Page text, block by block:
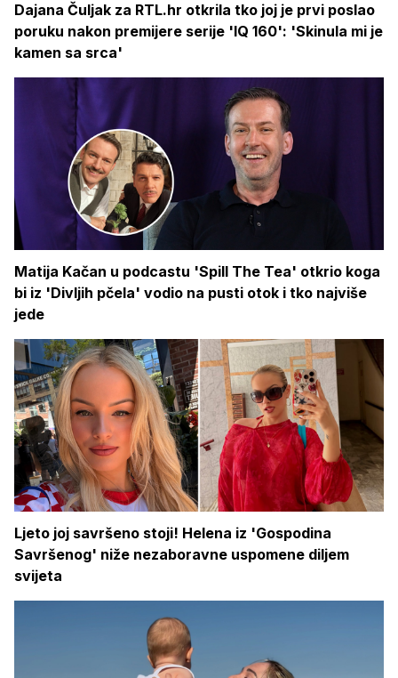
Dajana Čuljak za RTL.hr otkrila tko joj je prvi poslao
poruku nakon premijere serije 'IQ 160': 'Skinula mi je
kamen sa srca'
Matija Kačan u podcastu 'Spill The Tea' otkrio koga
bi iz 'Divljih pčela' vodio na pusti otok i tko najviše
jede
Ljeto joj savršeno stoji! Helena iz 'Gospodina
Savršenog' niže nezaboravne uspomene diljem
svijeta